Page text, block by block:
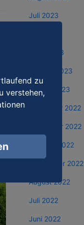
Juli 2023
März 2023
Februar 2023
Januar 2023
Dezember 2022
November 2022
Oktober 2022
September 2022
August 2022
Juli 2022
Juni 2022
zu
verstehen,